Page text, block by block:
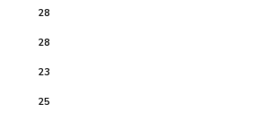
28
28
23
25